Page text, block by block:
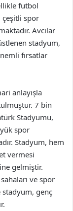
futbol
çeşitli spor
Avcılar
stadyum,
fırsatlar
anlayışla
7 bin
Stadyumu,
spor
Stadyum, hem
vermesi
gelmiştir.
ve spor
genç